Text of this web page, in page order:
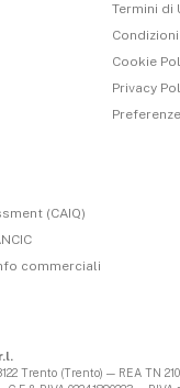
Termini di
Cookie
Privacy
(CAIQ)
commerciali
Trento (Trento) — REA TN